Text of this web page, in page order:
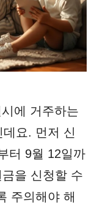
에 거주하는
요. 먼저 신
터 9월 12일까
을 신청할 수
주의해야 해